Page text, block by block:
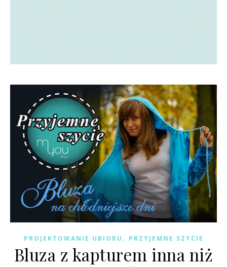
PROJEKTOWANIE UBIORU , PRZYJEMNE SZYCIE
Bluza z kapturem inna niż